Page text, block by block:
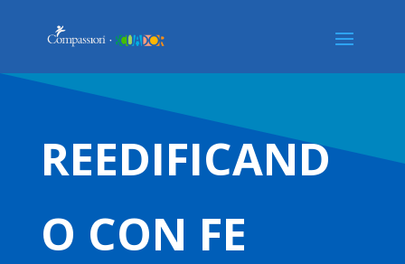
REEDIFICAND
O CON FE